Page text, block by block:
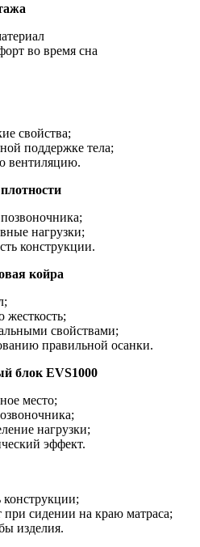
во время сна
свойства;
поддержке тела;
вентиляцию.
нагрузки;
конструкции.
койра
жесткость;
свойствами;
правильной осанки.
блок EVS1000
место;
нагрузки;
эффект.
при сидении на краю матраса;
изделия.